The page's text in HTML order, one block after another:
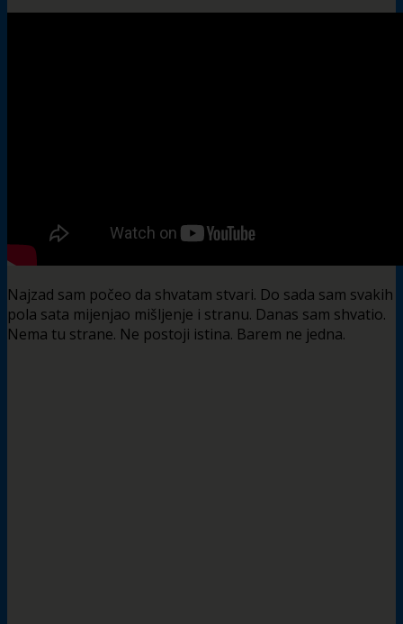
Najzad sam počeo da shvatam stvari. Do sada sam svakih
pola sata mijenjao mišljenje i stranu. Danas sam shvatio.
Nema tu strane. Ne postoji istina. Barem ne jedna.